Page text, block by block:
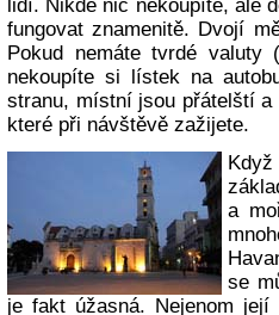
lidí. Nikde nic nekoupíte, ale
fungovat znamenitě. Dvojí
Pokud nemáte tvrdé valuty
nekoupíte si lístek na
stranu, místní jsou přátelští a
které při návštěvě zažijete.
a
se
je fakt úžasná. Nejenom